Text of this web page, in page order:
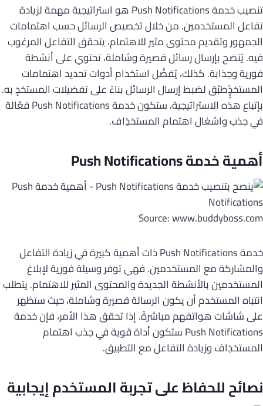
تنصيب خدمة Push Notifications هو استراتيجية مهمة لزيادة
تفاعل المستخدمين. من خلال تخصيص الرسائل حسب اهتمامات
الجمهور وتقديم محتوى مثير للاهتمام، يتحقق التفاعل المرغوب
فيه. يُنصَح بإرسال رسائل قصيرة وشاملة، تحتوي على أنشطة
فورية وجذابة. كذلك، يُفضَّل استخدام أدوات تحديد اهتمامات
المستخدٍِِِِِْطبّق لضبط إرسال الرسائل بناءً على تفضيلات المستخدِِِ به.
بإتباع هذه الاستراتيجية، ستكون خدمة Push Notifications فعّالة
في جذب واشغال اهتمام المستخدَِاف.
أهمية خدمة Push Notifications
Source: www.buddyboss.com
خدمة Push Notifications ذات أهمية كبيرة في زيادة التفاعل
والمشاركة مع المستخدمين. فهي توفر وسيلة فورية لإبلاغ
المستخدمين بالأنشطة الجديدة والمحتوى المثير للاهتمام. يتطلب
انتباه المستخدم أن يكون الرسالة قصيرة وشاملة، حيث ستظهر
على شاشات هواتفهم مباشرةً. إذا تحقق هذا الأمر، فإن خدمة
Push Notifications ستكون أداة قوية في جذب اهتمام
المستخدَِاف وزيادة التفاعل مع التطبيق.
نصائح للحفاظ على تجربة المستخدم إيجابية